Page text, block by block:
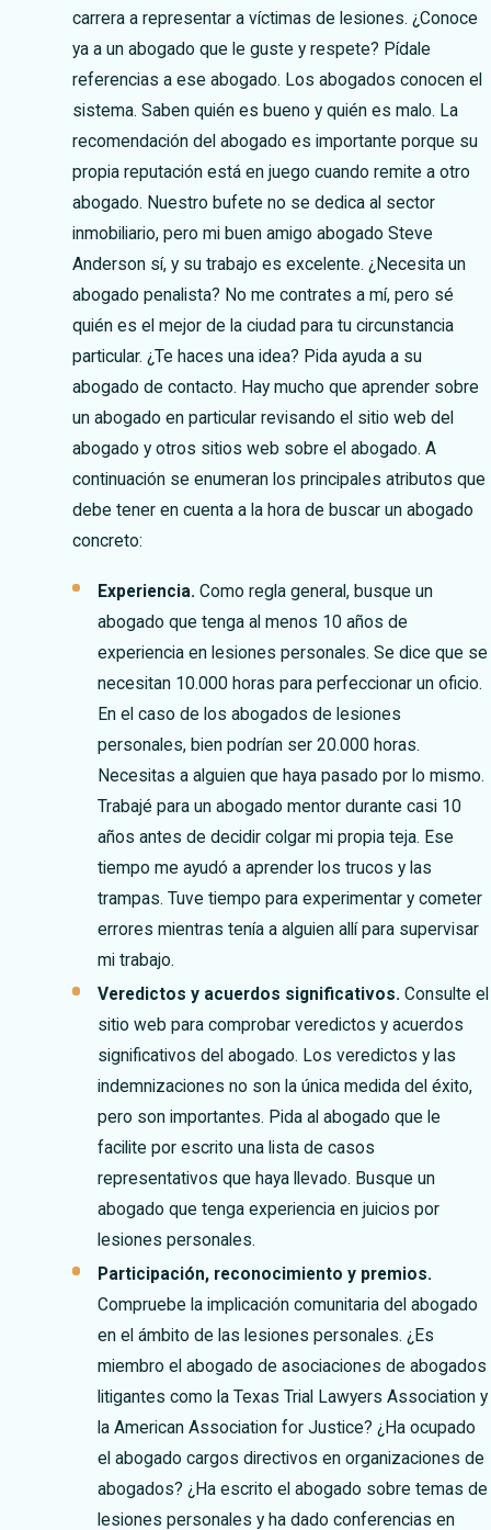
carrera a representar a víctimas de lesiones. ¿Conoce
ya a un abogado que le guste y respete? Pídale
referencias a ese abogado. Los abogados conocen el
sistema. Saben quién es bueno y quién es malo. La
recomendación del abogado es importante porque su
propia reputación está en juego cuando remite a otro
abogado. Nuestro bufete no se dedica al sector
inmobiliario, pero mi buen amigo abogado Steve
Anderson sí, y su trabajo es excelente. ¿Necesita un
abogado penalista? No me contrates a mí, pero sé
quién es el mejor de la ciudad para tu circunstancia
particular. ¿Te haces una idea? Pida ayuda a su
abogado de contacto. Hay mucho que aprender sobre
un abogado en particular revisando el sitio web del
abogado y otros sitios web sobre el abogado. A
continuación se enumeran los principales atributos que
debe tener en cuenta a la hora de buscar un abogado
concreto:
Experiencia.Como regla general, busque un
abogado que tenga al menos 10 años de
experiencia en lesiones personales. Se dice que se
necesitan 10.000 horas para perfeccionar un oficio.
En el caso de los abogados de lesiones
personales, bien podrían ser 20.000 horas.
Necesitas a alguien que haya pasado por lo mismo.
Trabajé para un abogado mentor durante casi 10
años antes de decidir colgar mi propia teja. Ese
tiempo me ayudó a aprender los trucos y las
trampas. Tuve tiempo para experimentar y cometer
errores mientras tenía a alguien allí para supervisar
mi trabajo.
Veredictos y acuerdos significativos. Consulte el
sitio web para comprobar veredictos y acuerdos
significativos del abogado. Los veredictos y las
indemnizaciones no son la única medida del éxito,
pero son importantes. Pida al abogado que le
facilite por escrito una lista de casos
representativos que haya llevado. Busque un
abogado que tenga experiencia en juicios por
lesiones personales.
Participación, reconocimiento y premios.
Compruebe la implicación comunitaria del abogado
en el ámbito de las lesiones personales. ¿Es
miembro el abogado de asociaciones de abogados
litigantes como la Texas Trial Lawyers Association y
la American Association for Justice? ¿Ha ocupado
el abogado cargos directivos en organizaciones de
abogados? ¿Ha escrito el abogado sobre temas de
lesiones personales y ha dado conferencias en